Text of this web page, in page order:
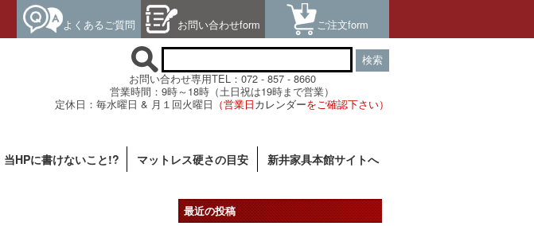
よくあるご質問 お問い合わせform ご注文form
検索
お問い合わせ専用TEL：072 - 857 - 8660
営業時間：9時～18時（土日祝は19時まで営業）
定休日：毎水曜日 & 月１回火曜日 （営業日カレンダーをご確認下さい）
当HPに書けないこと!? マットレス硬さの目安 新井家具本館サイトへ
最近の投稿